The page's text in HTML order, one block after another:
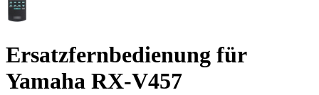
Ersatzfernbedienung für
Yamaha RX-V457